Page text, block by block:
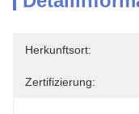
Herkunftsort:
Zertifizierung: